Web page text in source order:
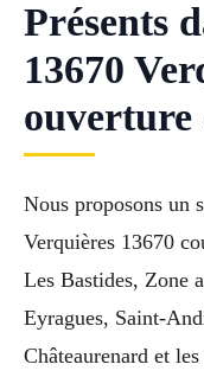
Présents
13670
ouverture
Nous proposons un
Verquières 13670
Les Bastides, Zone
Eyragues, Saint-
Châteaurenard et